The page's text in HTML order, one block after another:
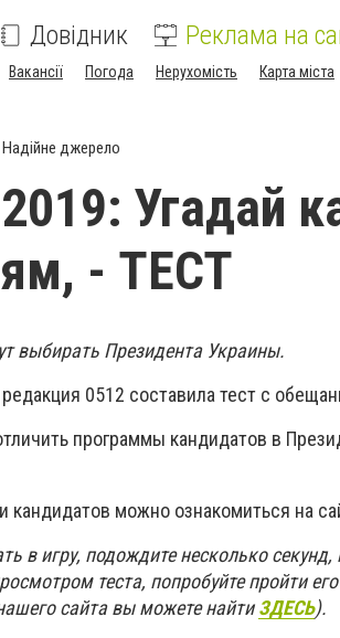
Довідник Реклама на
Вакансії Погода Нерухомість Карта міста
Надійне джерело
Угадай
- ТЕСТ
выбирать Президента Украины.
0512 составила тест с
программы кандидатов в
можно ознакомиться на
в игру, подождите несколько секунд,
теста, попробуйте пройти
сайта вы можете найтиЗДЕСЬ).